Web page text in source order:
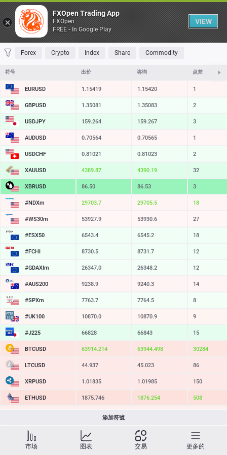
桌子
收藏 夹 交易量最大 最大涨幅 最大跌幅 最易挥发
Forex Crypto Index Share Commodity
符号 出价 咨询 点差
EURUSD 1.15419 1.15420 1
GBPUSD 1.35081 1.35083 2
USDJPY 159.264 159.267 3
AUDUSD 0.70564 0.70565 1
USDCHF 0.81021 0.81023 2
XAUUSD 4389.87 4390.19 32
XBRUSD 86.50 86.53 3
#NDXm 29703.5 29705.2 17
#WS30m 53927.9 53930.6 27
#ESX50 6543.4 6545.2 18
#FCHI 8730.5 8731.7 12
#GDAXIm 26347.0 26348.2 12
#AUS200 9238.9 9240.3 14
#SPXm 7763.7 7764.5 8
#UK100 10870.0 10870.9 9
#J225 66828 66843 15
BTCUSD 63914.034 63944.098 30064
LTCUSD 44.937 45.023 86
XRPUSD 1.01835 1.01985 150
ETHUSD 1875.746 1876.254 508
SOLUSD 76.03
TSLA 329.06 329.62 56
添加符號
市场 图表 交易 更多的
FXOpen Trading App
FXOpen
FREE - In Google Play
VIEW